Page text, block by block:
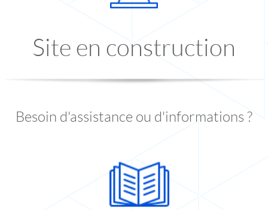
Site en construction
Besoin d'assistance ou d'informations ?